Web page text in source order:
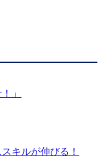
」
キルが伸びる！